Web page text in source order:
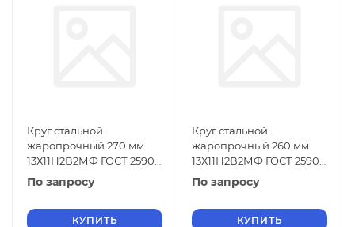
Круг стальной
жаропрочный 270 мм
13Х11Н2В2МФ ГОСТ 2590-
2006
По запросу
КУПИТЬ
Круг стальной
жаропрочный 260 мм
13Х11Н2В2МФ ГОСТ 2590-
2006
По запросу
КУПИТЬ